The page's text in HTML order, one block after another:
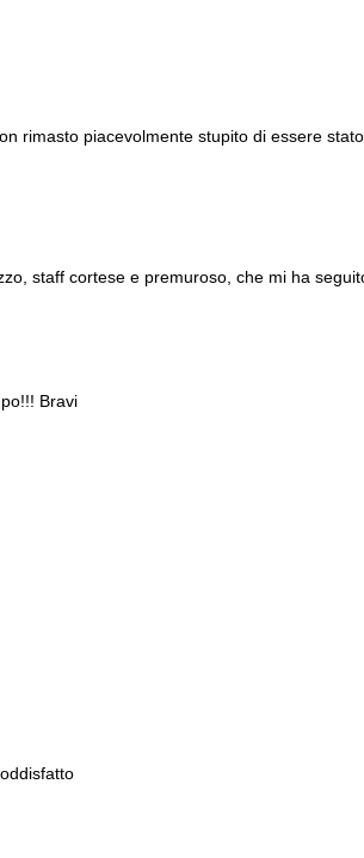
rimasto piacevolmente stupito di essere
staff cortese e premuroso, che mi ha
Bravi